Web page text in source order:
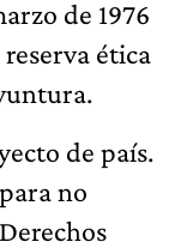
de 1976
ética
de país.
no